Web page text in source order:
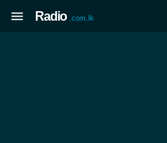
Radio .com.lk